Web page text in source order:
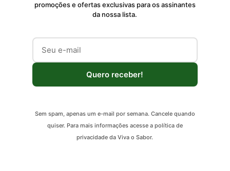
promoções e ofertas exclusivas para os assinantes
da nossa lista.
Quero receber!
Sem spam, apenas um e-mail por semana. Cancele quando
quiser. Para mais informações acesse a política de
privacidade da Viva o Sabor.